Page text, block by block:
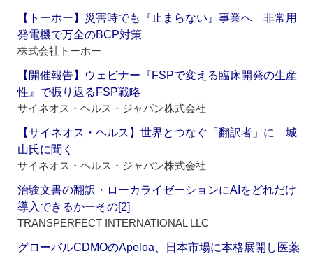
【トーホー】災害時でも『止まらない』事業へ 非常用
発電機で万全のBCP対策
株式会社トーホー
【開催報告】ウェビナー『FSPで変える臨床開発の生産
性』で振り返るFSP戦略
サイネオス・ヘルス・ジャパン株式会社
【サイネオス・ヘルス】世界とつなぐ「翻訳者」に 城
山氏に聞く
サイネオス・ヘルス・ジャパン株式会社
治験文書の翻訳・ローカライゼーションにAIをどれだけ
導入できるかーその[2]
TRANSPERFECT INTERNATIONAL LLC
グローバルCDMOのApeloa、日本市場に本格展開し医薬